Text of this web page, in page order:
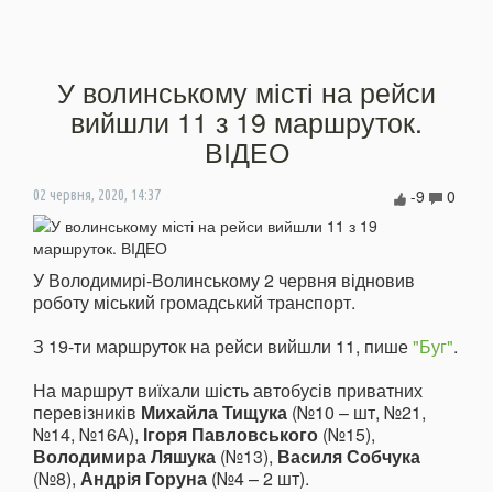
У волинському місті на рейси
вийшли 11 з 19 маршруток.
ВІДЕО
02 червня, 2020, 14:37 0
-9
У Володимирі-Волинському 2 червня відновив
роботу міський громадський транспорт.
З 19-ти маршруток на рейси вийшли 11, пише"Буг".
На маршрут виїхали шість автобусів приватних
перевізників Михайла Тищука (№10 – шт, №21,
№14, №16А), Ігоря Павловського (№15),
Володимира Ляшука (№13), Василя Собчука
(№8), Андрія Горуна (№4 – 2 шт).